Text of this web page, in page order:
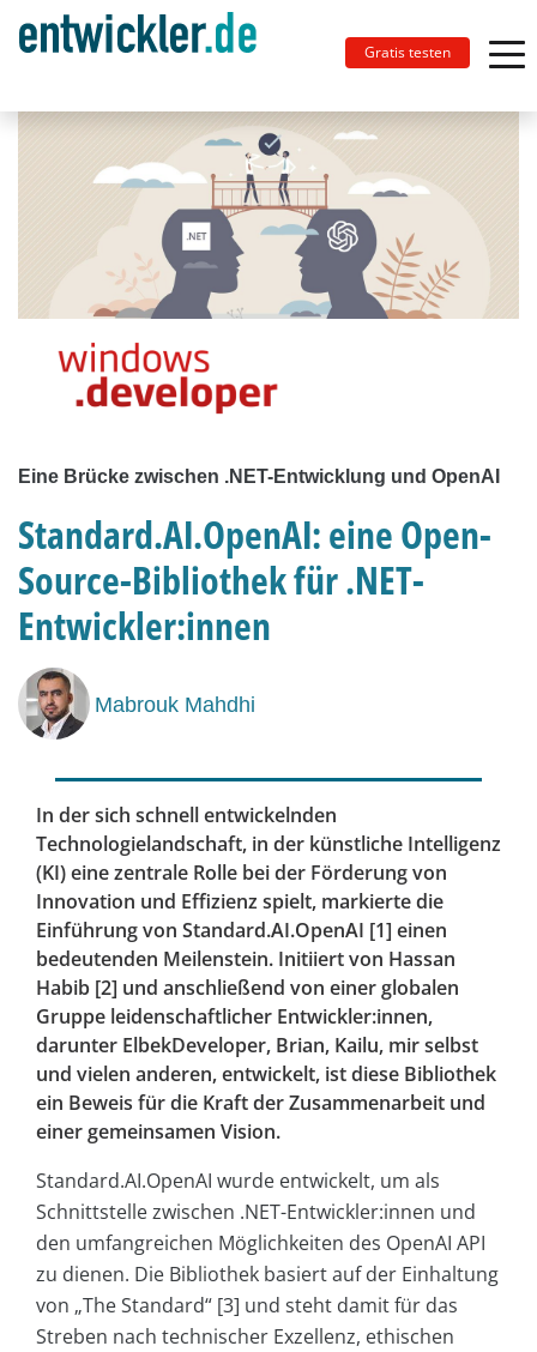
Gratis testen
Eine Brücke zwischen .NET-Entwicklung und OpenAI
Standard.AI.OpenAI: eine Open-
Source-Bibliothek für .NET-
Entwickler:innen
Mabrouk Mahdhi
In der sich schnell entwickelnden
Technologielandschaft, in der künstliche Intelligenz
(KI) eine zentrale Rolle bei der Förderung von
Innovation und Effizienz spielt, markierte die
Einführung von Standard.AI.OpenAI [1] einen
bedeutenden Meilenstein. Initiiert von Hassan
Habib [2] und anschließend von einer globalen
Gruppe leidenschaftlicher Entwickler:innen,
darunter ElbekDeveloper, Brian, Kailu, mir selbst
und vielen anderen, entwickelt, ist diese Bibliothek
ein Beweis für die Kraft der Zusammenarbeit und
einer gemeinsamen Vision.
Standard.AI.OpenAI wurde entwickelt, um als
Schnittstelle zwischen .NET-Entwickler:innen und
den umfangreichen Möglichkeiten des OpenAI API
zu dienen. Die Bibliothek basiert auf der Einhaltung
von „The Standard“ [3] und steht damit für das
Streben nach technischer Exzellenz, ethischen